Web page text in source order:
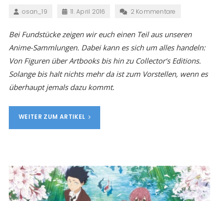
osan_19 11. April 2016 2 Kommentare
Bei Fundstücke zeigen wir euch einen Teil aus unseren
Anime-Sammlungen. Dabei kann es sich um alles handeln:
Von Figuren über Artbooks bis hin zu Collector‘s Editions.
Solange bis halt nichts mehr da ist zum Vorstellen, wenn es
überhaupt jemals dazu kommt.
WEITER ZUM ARTIKEL